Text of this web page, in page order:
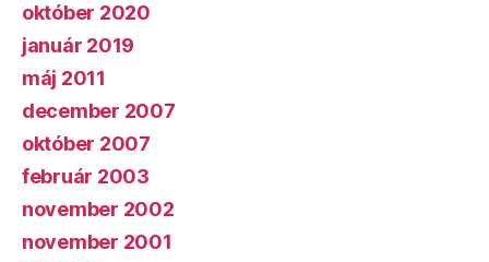
október 2020
január 2019
máj 2011
december 2007
október 2007
február 2003
november 2002
november 2001